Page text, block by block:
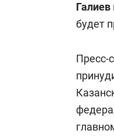
Галиев
будет
Пресс-